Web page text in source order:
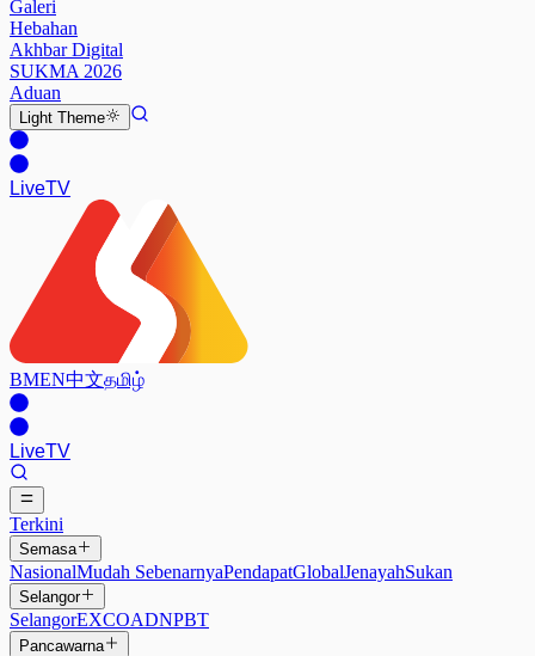
Galeri
Hebahan
Akhbar Digital
SUKMA 2026
Aduan
Light Theme
LiveTV
BMEN中文தமிழ்
LiveTV
Terkini
Semasa
NasionalMudah SebenarnyaPendapatGlobalJenayahSukan
Selangor
SelangorEXCOADNPBT
Pancawarna